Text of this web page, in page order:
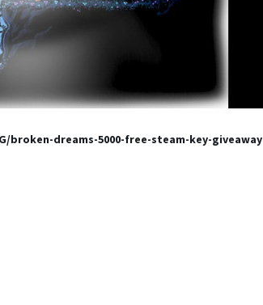
broken-dreams-5000-free-steam-key-giveaway